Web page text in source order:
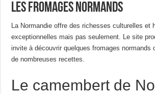
Les fromages normands
La Normandie offre des richesses culturelles et
exceptionnelles mais pas seulement. Le site
invite à découvrir quelques fromages normands
de nombreuses recettes.
Le camembert de